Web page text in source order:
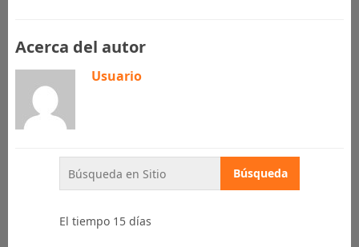
Acerca del autor
Usuario
El tiempo 15 días